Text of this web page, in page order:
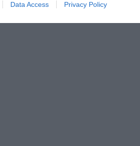
Data Access Privacy Policy